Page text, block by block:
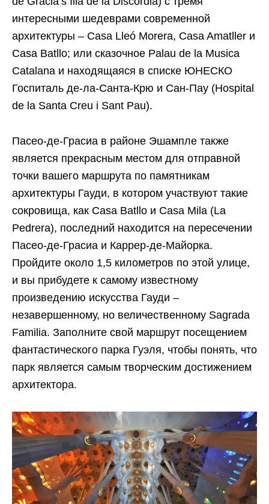
интересными шедеврами современной
архитектуры – Casa Lleó Morera, Casa Amatller и
Casa Batllo; или сказочное Palau de la Musica
Catalana и находящаяся в списке ЮНЕСКО
Госпиталь де-ла-Санта-Крю и Сан-Пау (Hospital
de la Santa Creu i Sant Pau).
Пасео-де-Грасиа в районе Эшампле также
является прекрасным местом для отправной
точки вашего маршрута по памятникам
архитектуры Гауди, в котором участвуют такие
сокровища, как Casa Batllo и Casa Mila (La
Pedrera), последний находится на пересечении
Пасео-де-Грасиа и Каррер-де-Майорка.
Пройдите около 1,5 километров по этой улице,
и вы прибудете к самому известному
произведению искусства Гауди –
незавершенному, но величественному Sagrada
Familia. Заполните свой маршрут посещением
фантастического парка Гуэля, чтобы понять, что
парк является самым творческим достижением
архитектора.